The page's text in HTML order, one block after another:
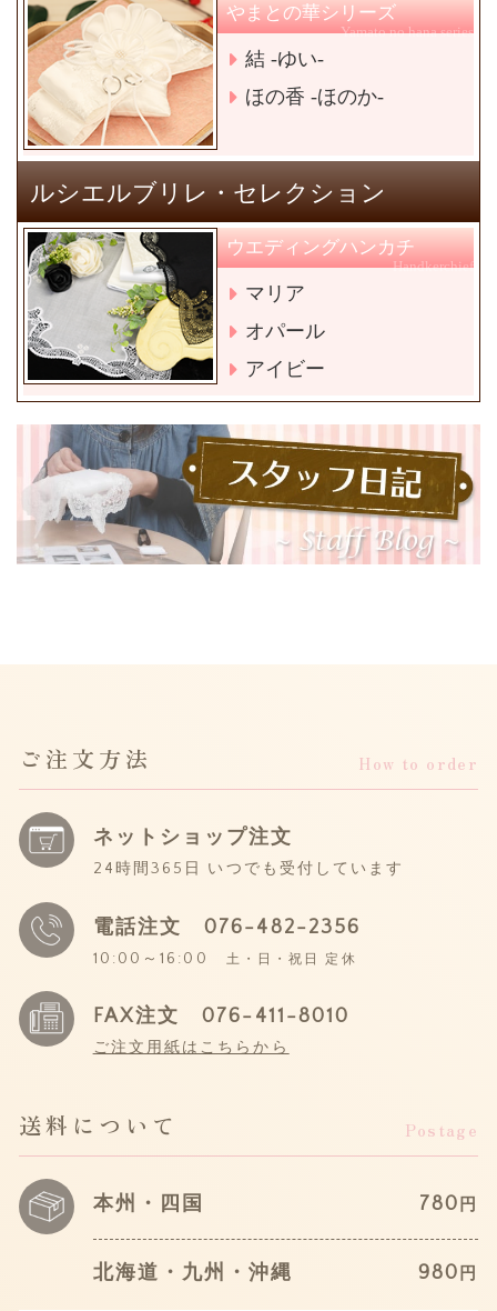
やまとの華シリーズ
Yamato no hana series
結 -ゆい-
ほの香 -ほのか-
ルシエルブリレ・セレクション
ウエディングハンカチ
Handkerchief
マリア
オパール
アイビー
ご注文方法 How to order
ネットショップ注文
24時間365日 いつでも受付しています
電話注文076-482-2356
10:00～16:00 土・日・祝日 定休
FAX注文 076-411-8010
ご注文用紙はこちらから
送料について Postage
本州・四国 780 円
北海道・九州・沖縄 980 円